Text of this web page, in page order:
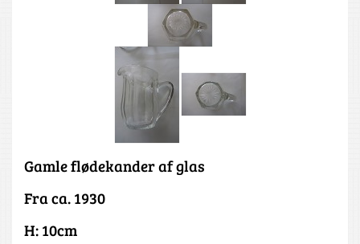
Gamle flødekander af glas
Fra ca. 1930
H: 10cm